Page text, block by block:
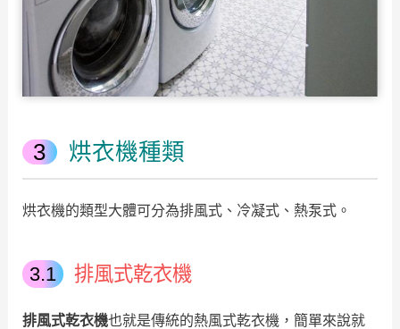
烘衣機種類
烘衣機的類型大體可分為排風式、冷凝式、熱泵式。
排風式乾衣機
排風式乾衣機也就是傳統的熱風式乾衣機，簡單來說就